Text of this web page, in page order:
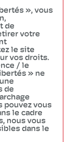
», vous
de
votre
le site
vos droits.
/ le
» ne
de
pouvez vous
le cadre
nous vous
dans le